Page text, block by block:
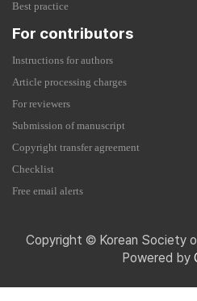
Best practice
For contributors
Instructions for authors
Article processing charges
For reviewers
Submission of manuscript
Copyright transfer agreement
Checklist
Free email alerts
Copyright © Korean Society
Powered by